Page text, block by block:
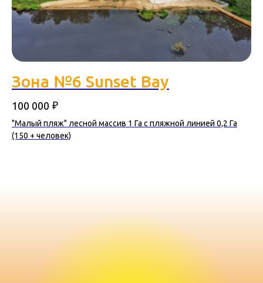
Зона №6 Sunset Bay
100 000 ₽
"Малый пляж" лесной массив 1 Га с пляжной линией 0,2 Га
(150 + человек)